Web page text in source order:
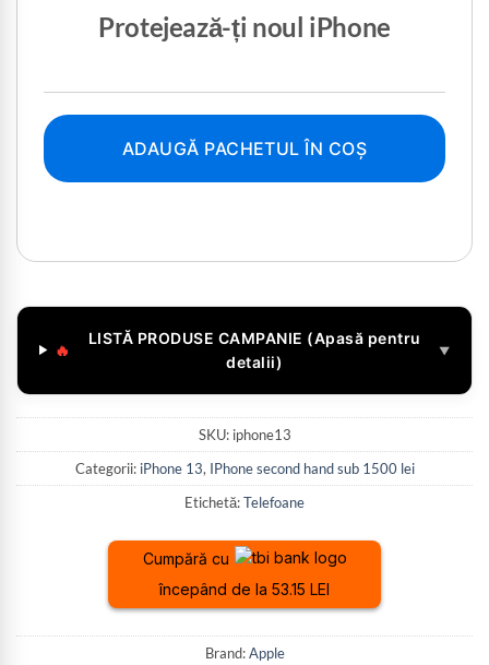
Protejează-ți noul iPhone
ADAUGĂ PACHETUL ÎN COȘ
🔥
LISTĂ PRODUSE CAMPANIE (Apasă pentru
detalii)
▼
SKU: iphone13
Categorii: iPhone 13, IPhone second hand sub 1500 lei
Etichetă:Telefoane
Cumpără cu
începând de la 53.15 LEI
Brand:Apple